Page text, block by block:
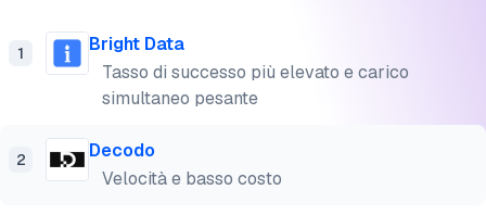
1
Bright Data
Tasso di successo più elevato e carico
simultaneo pesante
2
Decodo
Velocità e basso costo